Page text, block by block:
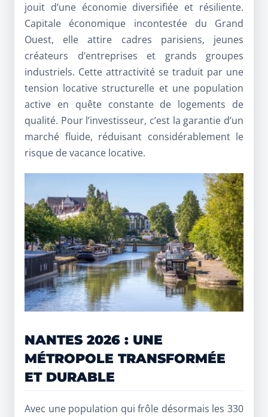
jouit d’une économie diversifiée et résiliente.
Capitale économique incontestée du Grand
Ouest, elle attire cadres parisiens, jeunes
créateurs d’entreprises et grands groupes
industriels. Cette attractivité se traduit par une
tension locative structurelle et une population
active en quête constante de logements de
qualité. Pour l’investisseur, c’est la garantie d’un
marché fluide, réduisant considérablement le
risque de vacance locative.
NANTES 2026 : UNE
MÉTROPOLE TRANSFORMÉE
ET DURABLE
Avec une population qui frôle désormais les 330